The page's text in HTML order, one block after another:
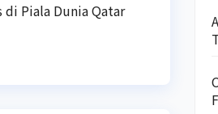
di Piala Dunia Qatar